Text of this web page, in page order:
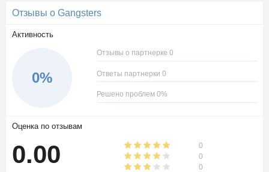
Отзывы о Gangsters
Активность
0%
Отзывы о партнерке 0
Ответы партнерки 0
Решено проблем 0%
Оценка по отзывам
0.00
0
0
0